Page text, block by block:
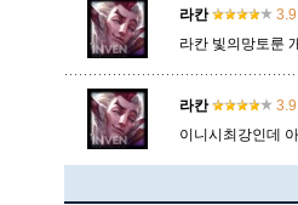
라칸
3.9
라칸 빛의망토룬
라칸
3.9
이니시최강인데